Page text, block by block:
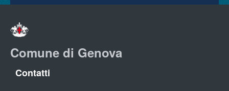
Comune di Genova
Contatti